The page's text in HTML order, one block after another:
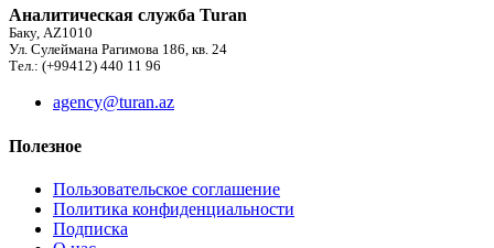
Аналитическая служба Turan
Баку, AZ1010
Ул. Сулеймана Рагимова 186, кв. 24
Тел.: (+99412) 440 11 96
agency@turan.az
Полезное
Пользовательское соглашение
Политика конфиденциальности
Подписка